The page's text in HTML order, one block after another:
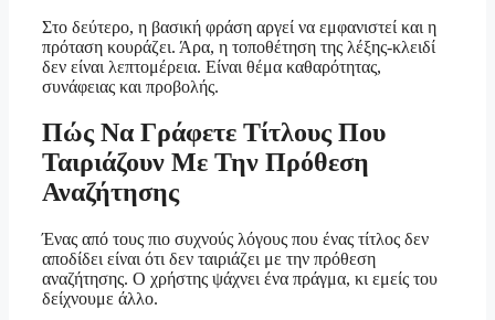
Στο δεύτερο, η βασική φράση αργεί να εμφανιστεί και η
πρόταση κουράζει. Άρα, η τοποθέτηση της λέξης-κλειδί
δεν είναι λεπτομέρεια. Είναι θέμα καθαρότητας,
συνάφειας και προβολής.
Πώς Να Γράφετε Τίτλους Που
Ταιριάζουν Με Την Πρόθεση
Αναζήτησης
Ένας από τους πιο συχνούς λόγους που ένας τίτλος δεν
αποδίδει είναι ότι δεν ταιριάζει με την πρόθεση
αναζήτησης. Ο χρήστης ψάχνει ένα πράγμα, κι εμείς του
δείχνουμε άλλο.